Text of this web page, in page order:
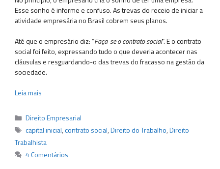
Esse sonho é informe e confuso. As trevas do receio de iniciar a
atividade empresária no Brasil cobrem seus planos.
Até que o empresário diz: “Faça-se o contrato social“. E o contrato
social foi feito, expressando tudo o que deveria acontecer nas
cláusulas e resguardando-o das trevas do fracasso na gestão da
sociedade.
Leia mais
Categorias
Direito Empresarial
Tags
capital inicial,contrato social,Direito do Trabalho,Direito
Trabalhista
4 Comentários